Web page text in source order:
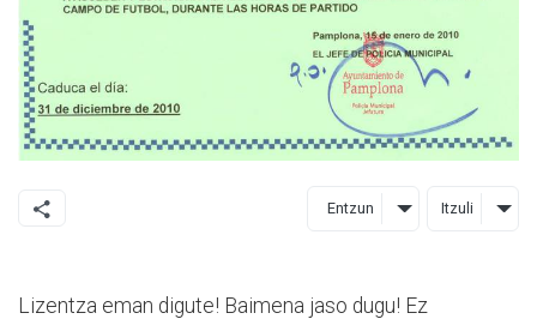
Entzun Itzuli
Lizentza eman digute! Baimena jaso dugu! Ez